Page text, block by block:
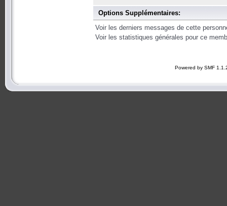
Options Supplémentaires:
Voir les derniers messages de cette
Voir les statistiques générales pour ce
Powered by SMF